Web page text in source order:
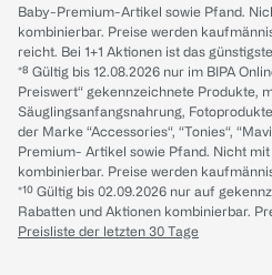
Baby-Premium-Artikel sowie Pfand.
kombinierbar. Preise werden
reicht. Bei 1+1 Aktionen ist das
*⁸ Gültig bis 12.08.2026 nur im BIPA
Preiswert“ gekennzeichnete Produkte,
Säuglingsanfangsnahrung,
der Marke “Accessories“, “Tonies“,
Premium- Artikel sowie Pfand. Nicht
kombinierbar. Preise werden
*¹⁰ Gültig bis 02.09.2026 nur auf
Rabatten und Aktionen kombinierbar.
Preisliste der letzten 30 Tage